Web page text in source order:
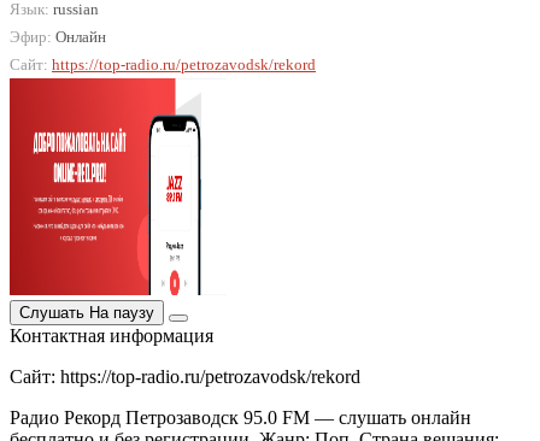
Язык: russian
Эфир: Онлайн
Сайт: https://top-radio.ru/petrozavodsk/rekord
Слушать На паузу
Контактная информация
Сайт: https://top-radio.ru/petrozavodsk/rekord
Радио Рекорд Петрозаводск 95.0 FM — слушать онлайн